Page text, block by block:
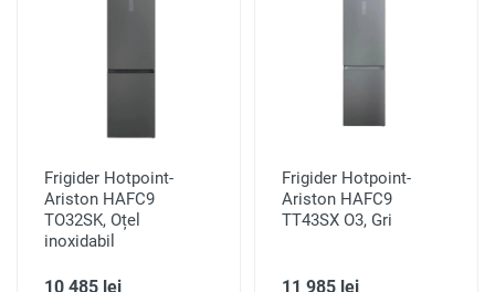
Frigider Hotpoint-
Ariston HAFC9
TO32SK, Oțel
inoxidabil
10 485 lei
Frigider Hotpoint-
Ariston HAFC9
TT43SX O3, Gri
11 985 lei